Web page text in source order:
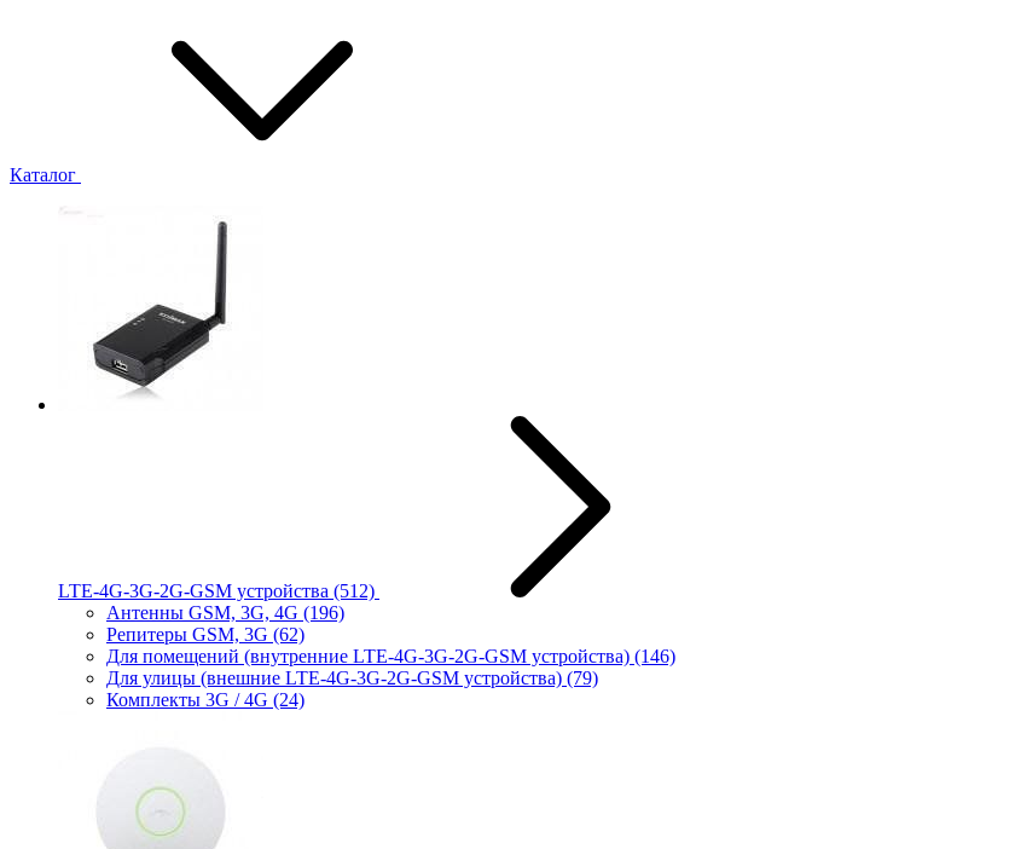
Каталог
LTE-4G-3G-2G-GSM устройства (512)
Антенны GSM, 3G, 4G (196)
Репитеры GSM, 3G (62)
Для помещений (внутренние LTE-4G-3G-2G-GSM устройства) (146)
Для улицы (внешние LTE-4G-3G-2G-GSM устройства) (79)
Комплекты 3G / 4G (24)